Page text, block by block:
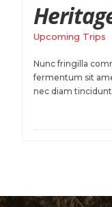
Upcoming Trips
Nunc fringilla
fermentum sit
nec diam tincidunt